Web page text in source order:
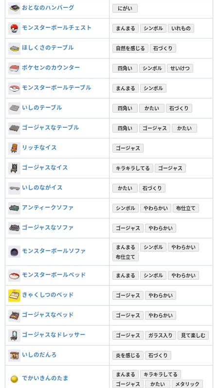
おとなのハンバーグ にがい
モンスターボールチェスト まんまる シンボル いれもの
ほしくさのテーブル 自然を感じる 石づくり
ポケセンのカウンター 四角い シンボル せいけつ
モンスターボールテーブル まんまる シンボル
いしのテーブル 四角い かたい 石づくり
ゴージャスなテーブル 四角い ゴージャス かたい
リッチなイス ゴージャス
ゴージャスなイス キラキラしてる ゴージャス
いしのながイス かたい 石づくり
アンティークソファ シンボル やわらかい 布仕立て
ゴージャスなソファ ゴージャス やわらかい
モンスターボールソファ
まんまる シンボル
やわらかい
布仕立て
モンスターボールベッド まんまる シンボル やわらかい
きゃくしつのベッド ゴージャス やわらかい
ゴージャスなベッド ゴージャス やわらかい
ゴージャスなドレッサー ゴージャス ガラス入り 見て楽しむ
いしのだんろ 炎を感じる 石づくり
でかいきんのたま
まんまる
キラキラしてる
ゴージャス
かたい メタリック